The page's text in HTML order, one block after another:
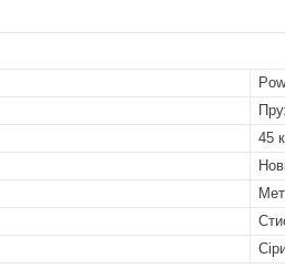
45